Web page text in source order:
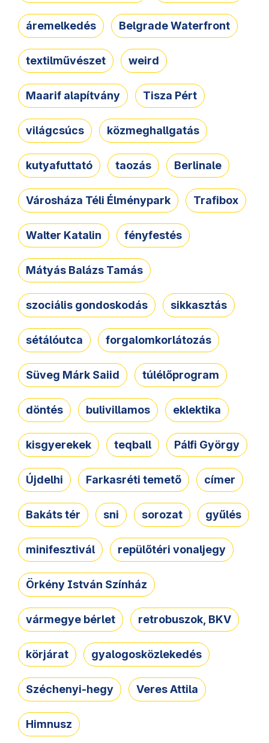
áremelkedés Belgrade Waterfront
textilművészet weird
Maarif alapítvány Tisza Pért
világcsúcs közmeghallgatás
kutyafuttató taozás Berlinale
Városháza Téli Élménypark Trafibox
Walter Katalin fényfestés
Mátyás Balázs Tamás
szociális gondoskodás sikkasztás
sétálóutca forgalomkorlátozás
Süveg Márk Saiid túlélőprogram
döntés bulivillamos eklektika
kisgyerekek teqball Pálfi György
Újdelhi Farkasréti temető címer
Bakáts tér sni sorozat gyűlés
minifesztivál repülőtéri vonaljegy
Örkény István Színház
vármegye bérlet retrobuszok, BKV
körjárat gyalogosközlekedés
Széchenyi-hegy Veres Attila
Himnusz